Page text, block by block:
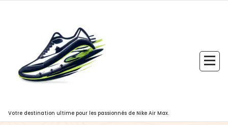
Votre destination ultime pour les passionnés de Nike Air Max.